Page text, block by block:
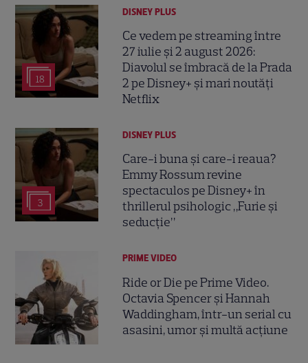
18
DISNEY PLUS
Ce vedem pe streaming între
27 iulie și 2 august 2026:
Diavolul se îmbracă de la Prada
2 pe Disney+ și mari noutăți
Netflix
3
DISNEY PLUS
Care-i buna și care-i reaua?
Emmy Rossum revine
spectaculos pe Disney+ în
thrillerul psihologic „Furie și
seducție”
PRIME VIDEO
Ride or Die pe Prime Video.
Octavia Spencer și Hannah
Waddingham, într-un serial cu
asasini, umor și multă acțiune